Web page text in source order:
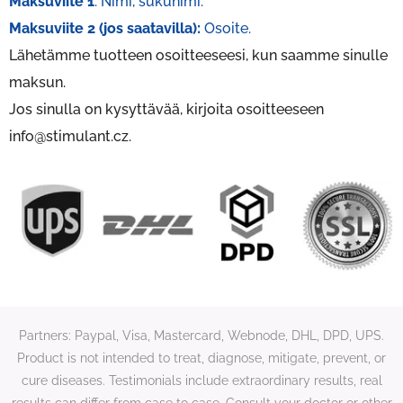
Maksuviite 2 (jos saatavilla): Osoite.
Lähetämme tuotteen osoitteeseesi, kun saamme sinulle
maksun.
Jos sinulla on kysyttävää, kirjoita osoitteeseen
info@stimulant.cz.
Partners: Paypal, Visa, Mastercard, Webnode, DHL, DPD, UPS.
Product is not intended to treat, diagnose, mitigate, prevent, or
cure diseases. Testimonials include extraordinary results, real